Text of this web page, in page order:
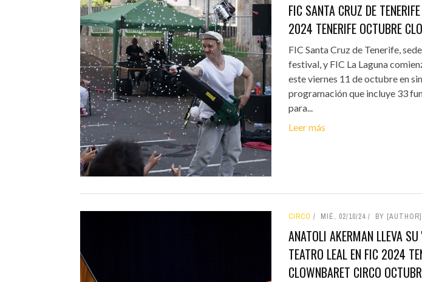
FIC SANTA CRUZ DE
2024 TENERIFE OCTUBRE
FIC Santa Cruz de Tenerife,
festival, y FIC La Laguna
este viernes 11 de octubre en
programación que incluye 33
para...
Leer más
CIRCO MIÉ, 02/10/24 BY [AUTHOR]
ANATOLI AKERMAN LLEVA
TEATRO LEAL EN FIC 2024
CLOWNBARET CIRCO